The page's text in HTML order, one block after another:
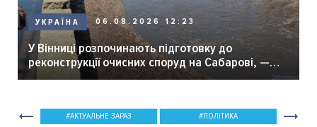
УКРАЇНА 06.08.2026 12:23
У Вінниці розпочинають підготовку до
реконструкції очисних споруд на Сабарові, —
мер Вінниці.
АКТУАЛЬНЕ ЗАРАЗ ПОЛІТИКА